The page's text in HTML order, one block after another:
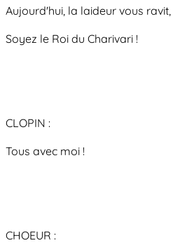
Aujourd'hui, la laideur vous ravit,
Soyez le Roi du Charivari !
CLOPIN :
Tous avec moi !
CHOEUR :